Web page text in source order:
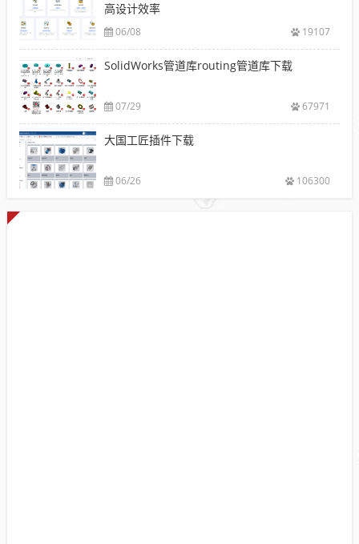
高设计效率
06/08 19107
SolidWorks管道库routing管道库下载
07/29 67971
大国工匠插件下载
06/26 106300